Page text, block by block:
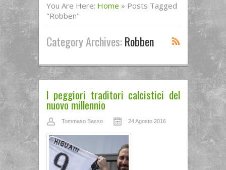
You Are Here: Home » Posts Tagged
"Robben"
Category Archives:Robben
I peggiori traditori calcistici del
nuovo millennio
Tommaso Basso 24 Agosto 2016